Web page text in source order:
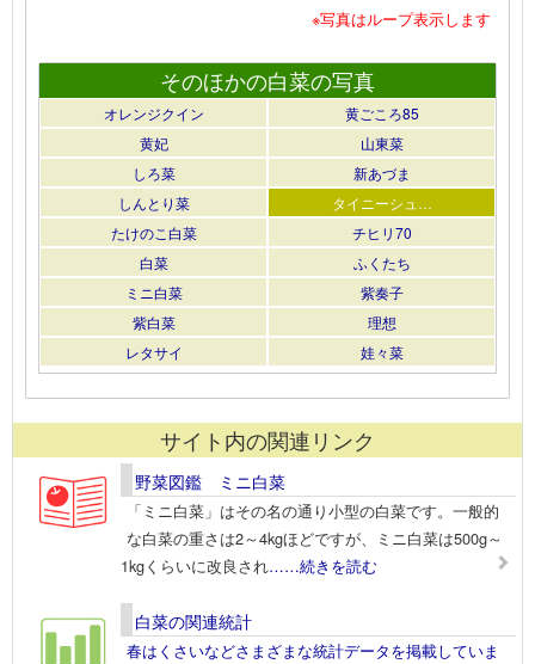
※写真はループ表示します
そのほかの白菜の写真
オレンジクイン
黄ごころ85
黄妃
山東菜
しろ菜
新あづま
しんとり菜
タイニーシュ…
たけのこ白菜
チヒリ70
白菜
ふくたち
ミニ白菜
紫奏子
紫白菜
理想
レタサイ
娃々菜
サイト内の関連リンク
野菜図鑑 ミニ白菜
「ミニ白菜」はその名の通り小型の白菜です。一般的
な白菜の重さは2～4kgほどですが、ミニ白菜は500g～
1kgくらいに改良され……続きを読む
白菜の関連統計
春はくさいなどさまざまな統計データを掲載していま